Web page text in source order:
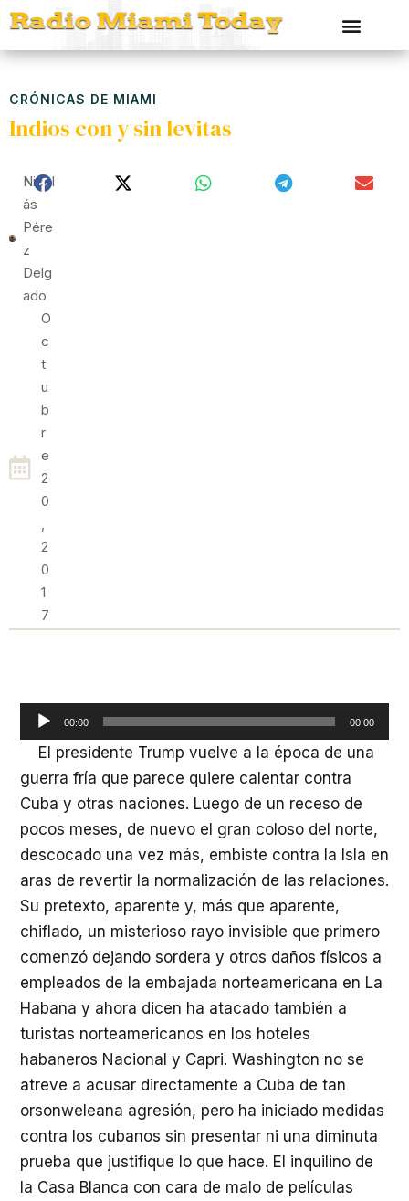
CRÓNICAS DE MIAMI
Indios con y sin levitas
Nicol
Ás
Pére
Z
Delg
Ado
O
C
T
U
B
R
E
2
0
,
2
0
1
7
Reproductor
de
audio
00:00 00:00
El presidente Trump vuelve a la época de una
guerra fría que parece quiere calentar contra
Cuba y otras naciones. Luego de un receso de
pocos meses, de nuevo el gran coloso del norte,
descocado una vez más, embiste contra la Isla en
aras de revertir la normalización de las relaciones.
Su pretexto, aparente y, más que aparente,
chiflado, un misterioso rayo invisible que primero
comenzó dejando sordera y otros daños físicos a
empleados de la embajada norteamericana en La
Habana y ahora dicen ha atacado también a
turistas norteamericanos en los hoteles
habaneros Nacional y Capri. Washington no se
atreve a acusar directamente a Cuba de tan
orsonweleana agresión, pero ha iniciado medidas
contra los cubanos sin presentar ni una diminuta
prueba que justifique lo que hace. El inquilino de
la Casa Blanca con cara de malo de películas